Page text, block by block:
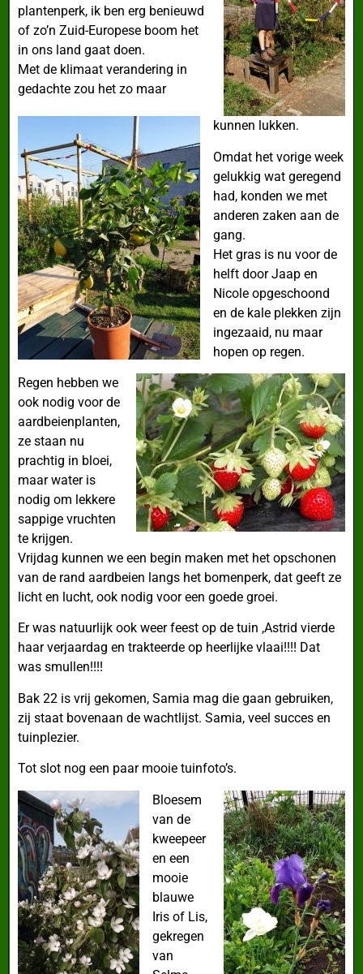
plantenperk, ik ben erg benieuwd
of zo’n Zuid-Europese boom het
in ons land gaat doen.
Met de klimaat verandering in
gedachte zou het zo maar
kunnen lukken.
Omdat het vorige week
gelukkig wat geregend
had, konden we met
anderen zaken aan de
gang.
Het gras is nu voor de
helft door Jaap en
Nicole opgeschoond
en de kale plekken zijn
ingezaaid, nu maar
hopen op regen.
Regen hebben we
ook nodig voor de
aardbeienplanten,
ze staan nu
prachtig in bloei,
maar water is
nodig om lekkere
sappige vruchten
te krijgen.
Vrijdag kunnen we een begin maken met het opschonen
van de rand aardbeien langs het bomenperk, dat geeft ze
licht en lucht, ook nodig voor een goede groei.
Er was natuurlijk ook weer feest op de tuin ,Astrid vierde
haar verjaardag en trakteerde op heerlijke vlaai!!!! Dat
was smullen!!!!
Bak 22 is vrij gekomen, Samia mag die gaan gebruiken,
zij staat bovenaan de wachtlijst. Samia, veel succes en
tuinplezier.
Tot slot nog een paar mooie tuinfoto’s.
Bloesem
van de
kweepeer
en een
mooie
blauwe
Iris of Lis,
gekregen
van